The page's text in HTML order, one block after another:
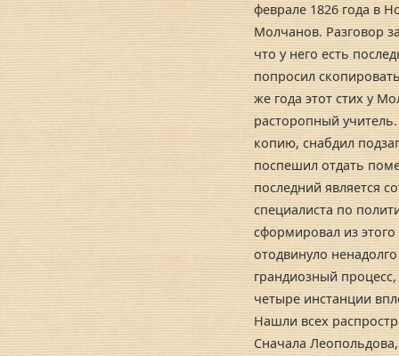
феврале 1826 года в
Молчанов. Разговор
что у него есть
попросил
же года этот стих у
расторопный
копию, снабдил
поспешил отдать
последний является
специалиста по
сформировал из
отодвинуло
грандиозный
четыре инстанции
Нашли всех
Сначала